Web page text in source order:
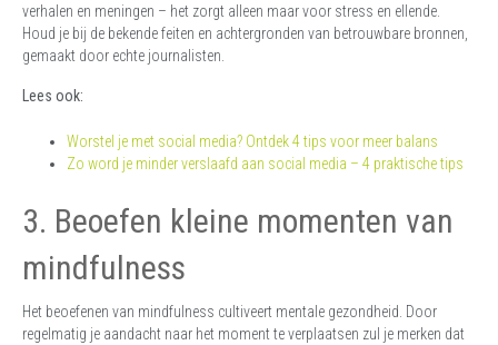
verhalen en meningen – het zorgt alleen maar voor stress en ellende.
Houd je bij de bekende feiten en achtergronden van betrouwbare bronnen,
gemaakt door echte journalisten.
Lees ook:
Worstel je met social media? Ontdek 4 tips voor meer balans
Zo word je minder verslaafd aan social media – 4 praktische tips
3. Beoefen kleine momenten van
mindfulness
Het beoefenen van mindfulness cultiveert mentale gezondheid. Door
regelmatig je aandacht naar het moment te verplaatsen zul je merken dat